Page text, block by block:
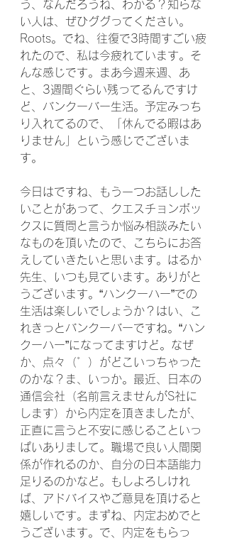
う、なんだろうね、わかる？知らな
い人は、ぜひググってください。
Roots。でね、往復で3時間すごい疲
れたので、私は今疲れています。そ
んな感じです。まあ今週来週、あ
と、3週間ぐらい残ってるんですけ
ど、バンクーバー生活。予定みっち
り入れてるので、「休んでる暇はあ
りません」という感じでございま
す。
今日はですね、もう一つお話しした
いことがあって、クエスチョンボッ
クスに質問と言うか悩み相談みたい
なものを頂いたので、こちらにお答
えしていきたいと思います。はるか
先生、いつも見ています。ありがと
うございます。“ハンクーハー”での
生活は楽しいでしょうか？はい、こ
れきっとバンクーバーですね。“ハン
クーハー”になってますけど。なぜ
か、点々（゛）がどこいっちゃった
のかな？ま、いっか。最近、日本の
通信会社（名前言えませんがS社に
します）から内定を頂きましたが、
正直に言うと不安に感じることいっ
ぱいありまして。職場で良い人間関
係が作れるのか、自分の日本語能力
足りるのかなど。もしよろしけれ
ば、アドバイスやご意見を頂けると
嬉しいです。まずね、内定おめでと
うございます。で、内定をもらっ